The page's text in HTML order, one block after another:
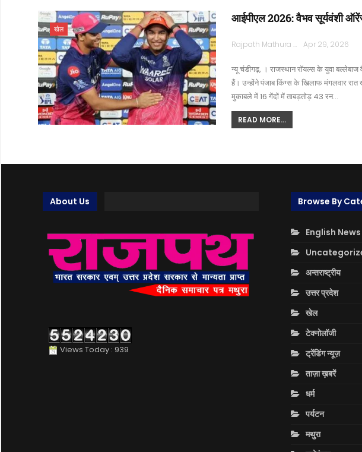
खेल
आईपीएल 2026: वैभव सूर्यवंशी
Rajpath Mathura Apr 29, 2026
न्यू चंडीगढ़, । राजस्थान रॉयल्स के युवा
हैं। उन्होंने पंजाब किंग्स के खिलाफ मंगलवार
मुकाबले में 16 गेंदों में ताबड़तोड़ 43 रन…
READ MORE...
About Us
Views Today : 939
Browse By
English News
अन्तराष्ट्रीय
उत्तर प्रदेश
खेल
टेक्नोलॉजी
ट्रेंडिंग न्यूज़
ताज़ा ख़बरें
धर्म
पर्यटन
मथुरा